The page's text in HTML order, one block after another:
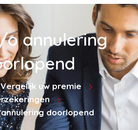
o annulering
Vergelijk uw premie
doorlopend